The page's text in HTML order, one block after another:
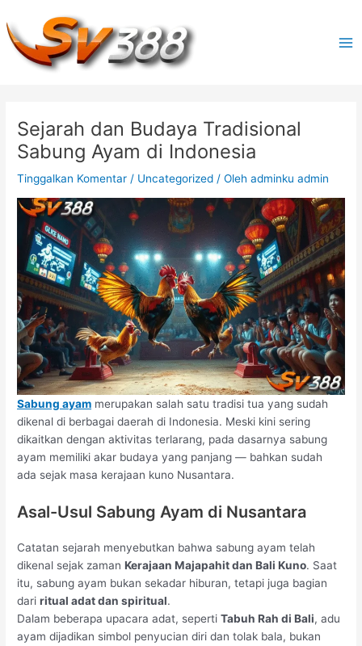
ke
konten
e
n
u
Sejarah dan Budaya Tradisional
Sabung Ayam di Indonesia
Tinggalkan Komentar / Uncategorized / Olehadminku admin
Sabung ayam merupakan salah satu tradisi tua yang sudah
dikenal di berbagai daerah di Indonesia. Meski kini sering
dikaitkan dengan aktivitas terlarang, pada dasarnya sabung
ayam memiliki akar budaya yang panjang — bahkan sudah
ada sejak masa kerajaan kuno Nusantara.
Asal-Usul Sabung Ayam di Nusantara
Catatan sejarah menyebutkan bahwa sabung ayam telah
dikenal sejak zamanKerajaan Majapahit dan Bali Kuno. Saat
itu, sabung ayam bukan sekadar hiburan, tetapi juga bagian
dariritual adat dan spiritual.
Dalam beberapa upacara adat, sepertiTabuh Rah di Bali, adu
ayam dijadikan simbol penyucian diri dan tolak bala, bukan